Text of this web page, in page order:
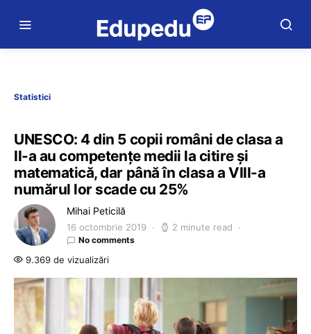
Statistici
UNESCO: 4 din 5 copii români de clasa a
II-a au competenţe medii la citire şi
matematică, dar până în clasa a VIII-a
numărul lor scade cu 25%
Mihai Peticilă
16 octombrie 2019 2 minute read
No comments
9.369 de vizualizări